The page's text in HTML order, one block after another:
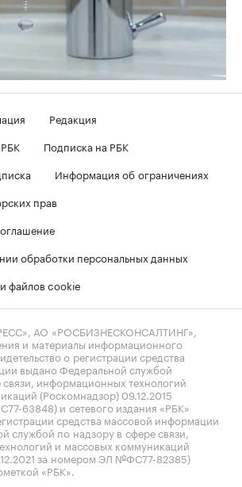
Редакция
Подписка на РБК
Информация об ограничениях
прав
обработки персональных данных
файлов cookie
АО «РОСБИЗНЕСКОНСАЛТИНГ»,
и материалы информационного
о регистрации средства
выдано Федеральной службой
информационных технологий
(Роскомнадзор) 09.12.2015
63848) и сетевого издания «РБК»
средства массовой информации
службой по надзору в сфере связи,
и массовых коммуникаций
за номером ЭЛ №ФС77-82385)
«РБК».